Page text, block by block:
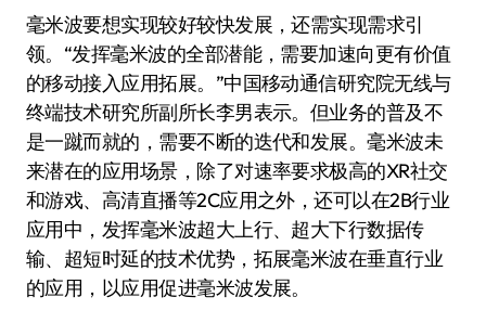
毫米波要想实现较好较快发展，还需实现需求引
领。“发挥毫米波的全部潜能，需要加速向更有价值
的移动接入应用拓展。”中国移动通信研究院无线与
终端技术研究所副所长李男表示。但业务的普及不
是一蹴而就的，需要不断的迭代和发展。毫米波未
来潜在的应用场景，除了对速率要求极高的XR社交
和游戏、高清直播等2C应用之外，还可以在2B行业
应用中，发挥毫米波超大上行、超大下行数据传
输、超短时延的技术优势，拓展毫米波在垂直行业
的应用，以应用促进毫米波发展。